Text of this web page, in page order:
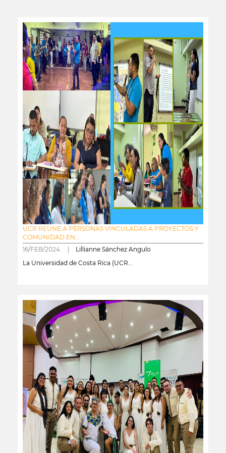
UCR REÚNE A PERSONAS VINCULADAS A PROYECTOS Y
COMUNIDAD EN...
16/FEB/2024 | Lillianne Sánchez Angulo
La Universidad de Costa Rica (UCR...